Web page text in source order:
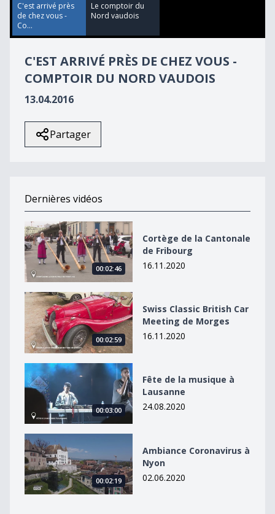
seconds
C'est arrivé près
de chez vous -
Co...
Le comptoir du
Nord vaudois
C'EST ARRIVÉ PRÈS DE CHEZ VOUS -
COMPTOIR DU NORD VAUDOIS
13.04.2016
Partager
Dernières vidéos
Cortège de la Cantonale de Fribourg
00:02:46
Cortège de la Cantonale
de Fribourg
16.11.2020
Swiss Classic British Car Meeting de Morges
00:02:59
Swiss Classic British Car
Meeting de Morges
16.11.2020
Fête de la musique à Lausanne
00:03:00
Fête de la musique à
Lausanne
24.08.2020
Ambiance Coronavirus à Nyon
00:02:19
Ambiance Coronavirus à
Nyon
02.06.2020